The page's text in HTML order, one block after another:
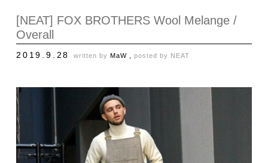
[NEAT] FOX BROTHERS Wool Melange /
Overall
2019.9.28 written by MaW , posted by NEAT